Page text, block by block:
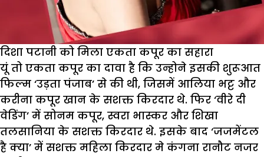
कर
डाला
ऐसा
पोस्ट
दिशा पटानी को मिला एकता कपूर का सहारा
यूं तो एकता कपूर का दावा है कि उन्होने इसकी शुरूआत
फिल्म ‘उड़ता पंजाब’ से की थी, जिसमें आलिया भट्ट और
करीना कपूर खान के सशक्त किरदार थे. फिर ‘वीरे दी
वेडिंग’ में सोनम कपूर, स्वरा भास्कर और शिखा
तलसानिया के सशक्त किरदार थे. इसके बाद ‘जजमेंटल
है क्या’ में सशक्त महिला किरदार मे कंगना रानौट नजर